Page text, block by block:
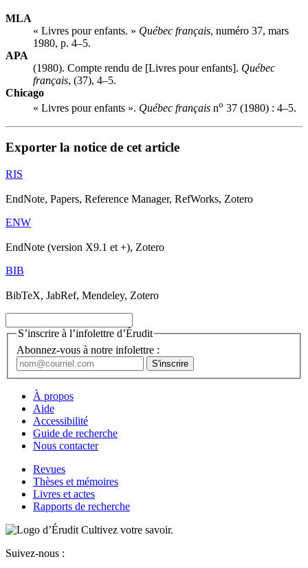
MLA
« Livres pour enfants. » Québec français, numéro 37, mars
1980, p. 4–5.
APA
(1980). Compte rendu de [Livres pour enfants]. Québec
français, (37), 4–5.
Chicago
« Livres pour enfants ». Québec français no 37 (1980) : 4–5.
Exporter la notice de cet article
RIS
EndNote, Papers, Reference Manager, RefWorks, Zotero
ENW
EndNote (version X9.1 et +), Zotero
BIB
BibTeX, JabRef, Mendeley, Zotero
S’inscrire à l’infolettre d’Érudit
Abonnez-vous à notre infolettre :
À propos
Aide
Accessibilité
Guide de recherche
Nous contacter
Revues
Thèses et mémoires
Livres et actes
Rapports de recherche
Cultivez votre savoir.
Suivez-nous :